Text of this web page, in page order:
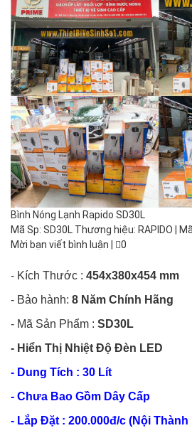
Bình Nóng Lạnh Rapido SD30L
Mã Sp: SD30L Thương hiệu: RAPIDO |
Mời bạn viết bình luận
0
- Kích Thước : 454x380x454 mm
- Bảo hành: 8 Năm Chính Hãng
- Mã Sản Phẩm : SD30L
- Hiển Thị Nhiệt Độ Đèn LED
- Dung Tích : 30 Lít
- Chưa Bao Gồm Dây Cấp
- Lắp Đặt : 200.000đ/c (Nội Thành